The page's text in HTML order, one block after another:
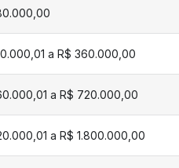
a R$ 360.000,00
a R$ 720.000,00
a R$ 1.800.000,00